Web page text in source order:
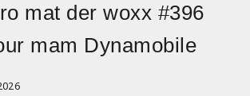
mat der woxx #396
mam Dynamobile